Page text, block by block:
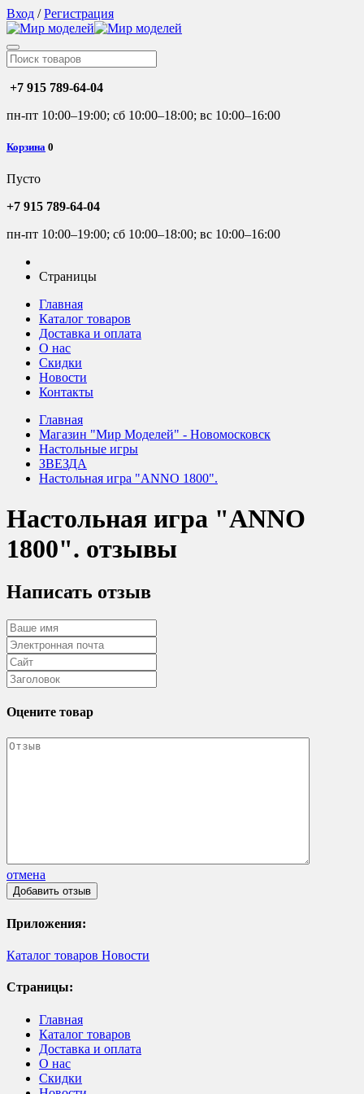
Вход /Регистрация
+7 915 789-64-04
пн-пт 10:00–19:00; сб 10:00–18:00; вс 10:00–16:00
Корзина 0
Пусто
+7 915 789-64-04
пн-пт 10:00–19:00; сб 10:00–18:00; вс 10:00–16:00
Страницы
Главная
Каталог товаров
Доставка и оплата
О нас
Скидки
Новости
Контакты
Главная
Магазин "Мир Моделей" - Новомосковск
Настольные игры
ЗВЕЗДА
Настольная игра "ANNO 1800".
Настольная игра "ANNO
1800". отзывы
Написать отзыв
Оцените товар
отмена
Приложения:
Каталог товаров Новости
Страницы:
Главная
Каталог товаров
Доставка и оплата
О нас
Скидки